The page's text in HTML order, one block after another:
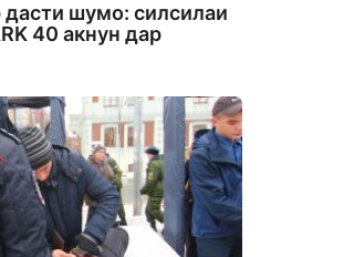
дасти шумо: силсилаи
40 акнун дар